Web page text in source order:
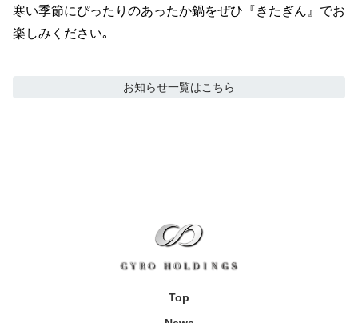
寒い季節にぴったりのあったか鍋をぜひ『きたぎん』でお
楽しみください｡
お知らせ一覧はこちら
Top